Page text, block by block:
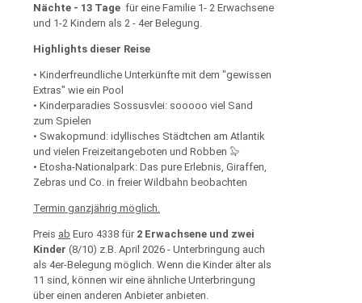
Nächte - 13 Tage für eine Familie 1- 2 Erwachsene
und 1-2 Kindern als 2 - 4er Belegung.
Highlights dieser Reise
• Kinderfreundliche Unterkünfte mit dem "gewissen
Extras" wie ein Pool
• Kinderparadies Sossusvlei: sooooo viel Sand
zum Spielen
• Swakopmund: idyllisches Städtchen am Atlantik
und vielen Freizeitangeboten und Robben 🦭
• Etosha-Nationalpark: Das pure Erlebnis, Giraffen,
Zebras und Co. in freier Wildbahn beobachten
Termin ganzjährig möglich.
Preis ab Euro 4338 für 2 Erwachsene und zwei
Kinder (8/10) z.B. April 2026 - Unterbringung auch
als 4er-Belegung möglich. Wenn die Kinder älter als
11 sind, können wir eine ähnliche Unterbringung
über einen anderen Anbieter anbieten.